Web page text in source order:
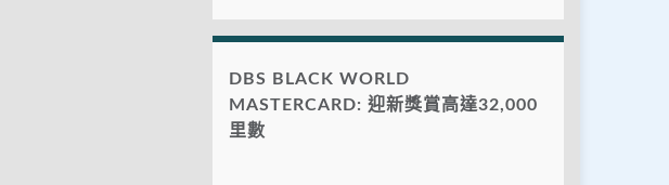
DBS BLACK WORLD
MASTERCARD: 迎新獎賞高達32,000
里數